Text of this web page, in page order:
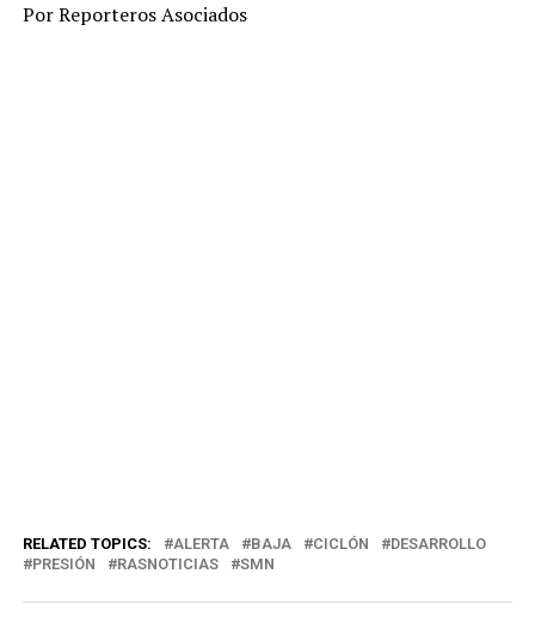
Por Reporteros Asociados
RELATED TOPICS: ALERTA BAJA CICLÓN
DESARROLLO
PRESIÓN
RASNOTICIAS SMN